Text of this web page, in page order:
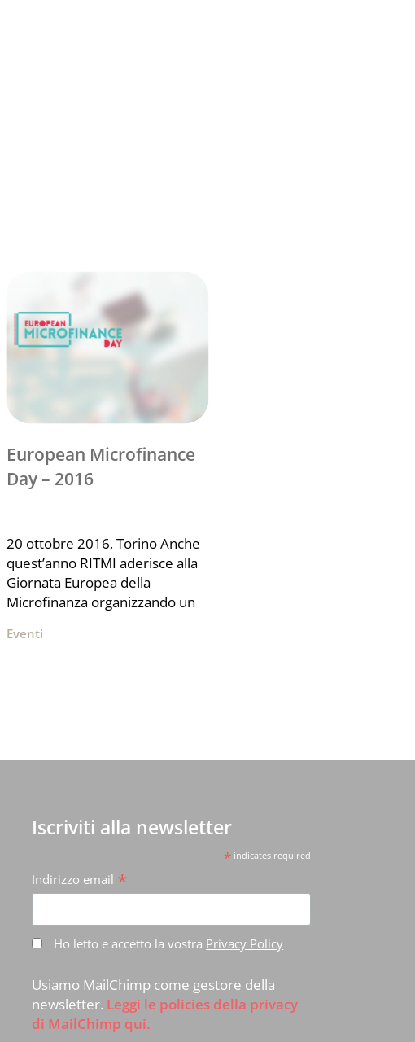
European Microfinance
Day – 2016
20 ottobre 2016, Torino Anche
quest’anno RITMI aderisce alla
Giornata Europea della
Microfinanza organizzando un
Eventi
Iscriviti alla newsletter
* indicates required
Indirizzo email *
Ho letto e accetto la vostra Privacy Policy
Usiamo MailChimp come gestore della
newsletter. Leggi le policies della privacy
di MailChimp qui.